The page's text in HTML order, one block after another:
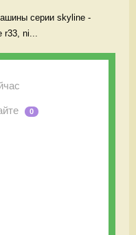
серии skyline -
ni...
0